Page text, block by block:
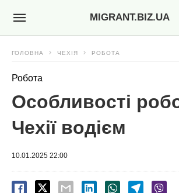
MIGRANT.BIZ.UA
ГОЛОВНА ЧЕХІЯ РОБОТА
Робота
Особливості
Чехії водієм
10.01.2025 22:00